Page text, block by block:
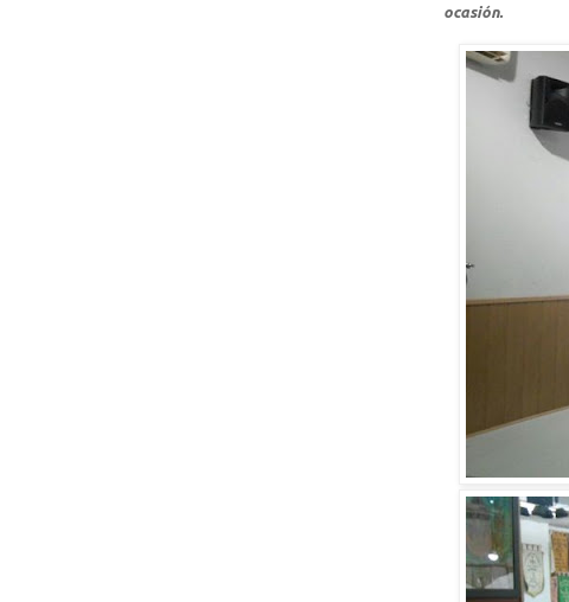
ocasión.